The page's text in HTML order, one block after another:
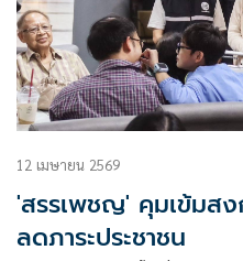
12 เมษายน 2569
'สรรเพชญ' คุมเข้มสง
ลดภาระประชาชน